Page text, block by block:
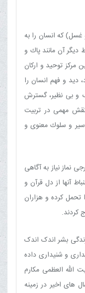
غسل) كه انسان را به
آن مانند پاك و
مركز توحيد و اركان
ديد و فهم انسان را
و بى نظير، گسترش
مهمى در تربيت
و سلوك معنوى و
نماز نیاز به آگاهی
آنها از دل قرآن و
تحمل کرده و هزاران
کردند.
بشر اندک اندک
و شنیداری داده
الله العظمی مکارم
های اخیر در زمینه